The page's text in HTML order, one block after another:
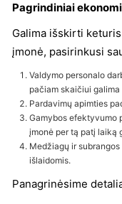
Pagrindiniai
Galima išskirti
įmonė, pasirinkusi
Valdymo personalo
pačiam skaičiui
Pardavimų apimties
Gamybos efektyvumo
įmonė per tą patį laiką
Medžiagų ir
išlaidomis.
Panagrinėsime